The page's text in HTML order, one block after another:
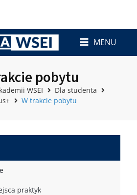
MENU
pobytu
WSEI
Dla studenta
W trakcie pobytu
praktyk